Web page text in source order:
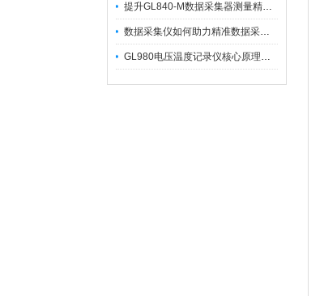
提升GL840-M数据采集器测量精度的操作秘籍
数据采集仪如何助力精准数据采集与分析？​
GL980电压温度记录仪核心原理及行业应用